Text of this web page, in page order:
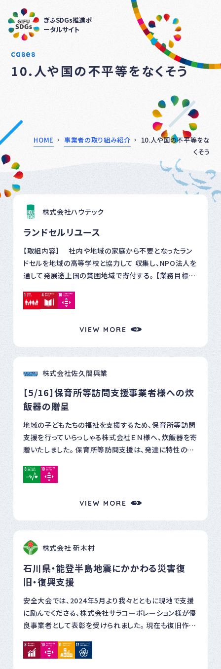
ぎふSDGs推進ポ
ータルサイト
cases
10.人や国の不平等をなくそう
HOME 事業者の取り組み紹介
10.人や国の不平等をな
くそう
株式会社ハウテック
ランドセルリユース
【取組内容】 社内や地域の家庭から不要となったラン
ドセルを地域の高等学校と協力して 収集し、NPO法人を
通して発展途上国の貧困地域で寄付する。 【業務目標】
果】 地元高等学校との連携 NPO法人JIYU様を通し、フ
ィリピン・セブ島の貧困層の子供たちにランドセル、文房
具の支援 各新聞社に記事掲載
VIEW MORE
株式会社佐久間興業
【5/16】保育所等訪問支援事業者様への炊
飯器の贈呈
地域の子どもたちの福祉を支援するため、保育所等訪問
支援を行っていらっしゃる株式会社ＥＮ様へ、炊飯器を寄
贈いたしました。 保育所等訪問支援は、発達に特性のあ
架け橋です。 子どもたちが施設でおいしいご飯を食べ、笑
顔ですこやかに成長できるよう、食の面から少しでも力に
なれれば幸いです。 これからも私たちは、持続可能な地
んでまいります。
VIEW MORE
株式会社 斫木村
石川県・能登半島地震にかかわる災害復
旧・復興支援
安全大会では、2024年5月より我々とともに現地で支援
に励んでくださる、株式会社サラコーポレーション様が優
良事業者として表彰を受けられました。 現在も復旧作業
見えてきています。 復旧作業に関わる、全ての作業員の